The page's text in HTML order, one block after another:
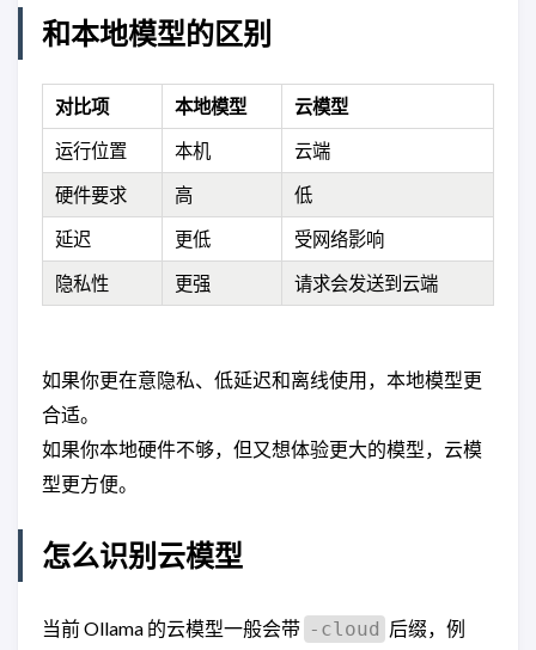
和本地模型的区别
对比项 本地模型 云模型
运行位置 本机 云端
硬件要求 高 低
延迟 更低 受网络影响
隐私性 更强 请求会发送到云端
如果你更在意隐私、低延迟和离线使用，本地模型更
合适。
如果你本地硬件不够，但又想体验更大的模型，云模
型更方便。
怎么识别云模型
当前 Ollama 的云模型一般会带 -cloud 后缀，例